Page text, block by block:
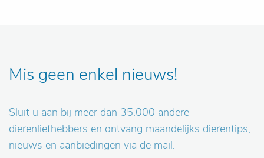
Mis geen enkel nieuws!
Sluit u aan bij meer dan 35.000 andere
dierenliefhebbers en ontvang maandelijks dierentips,
nieuws en aanbiedingen via de mail.